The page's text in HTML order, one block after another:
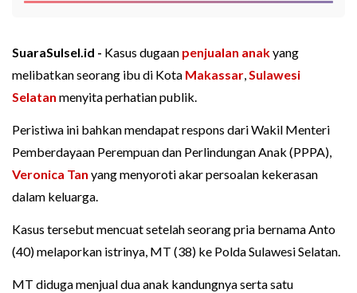
SuaraSulsel.id - Kasus dugaan penjualan anakyang
melibatkan seorang ibu di Kota Makassar,Sulawesi
Selatan menyita perhatian publik.
Peristiwa ini bahkan mendapat respons dari Wakil Menteri
Pemberdayaan Perempuan dan Perlindungan Anak (PPPA),
Veronica Tan yang menyoroti akar persoalan kekerasan
dalam keluarga.
Kasus tersebut mencuat setelah seorang pria bernama Anto
(40) melaporkan istrinya, MT (38) ke Polda Sulawesi Selatan.
MT diduga menjual dua anak kandungnya serta satu